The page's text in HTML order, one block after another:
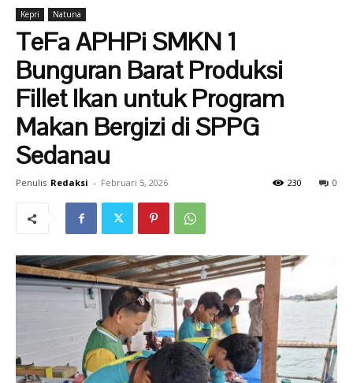
Kepri Natuna
TeFa APHPi SMKN 1
Bunguran Barat Produksi
Fillet Ikan untuk Program
Makan Bergizi di SPPG
Sedanau
Penulis Redaksi - Februari 5, 2026 0
230